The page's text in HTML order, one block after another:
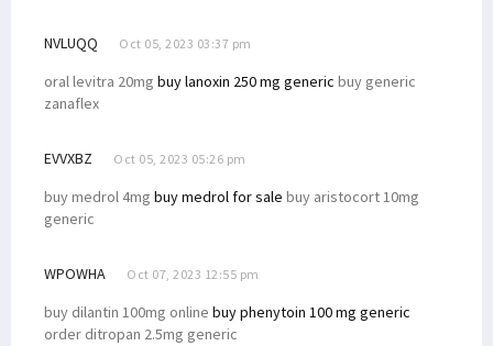
NVLUQQ Oct 05, 2023 03:37 pm
oral levitra 20mg buy lanoxin 250 mg generic buy generic
zanaflex
EVVXBZ Oct 05, 2023 05:26 pm
buy medrol 4mg buy medrol for sale buy aristocort 10mg
generic
WPOWHA Oct 07, 2023 12:55 pm
buy dilantin 100mg online buy phenytoin 100 mg generic
order ditropan 2.5mg generic